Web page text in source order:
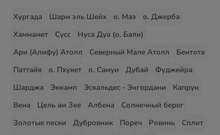
Хургада Шарм эль Шейх о. Маэ
о. Джерба
Хаммамет
Сусс
Нуса Дуа (о. Бали)
Ари (Алифу) Атолл
Северный Мале Атолл
Бентота
Паттайя
о. Пхукет о. Самуи Дубай
Фуджейра
Шарджа
Энкамп Эскальдес - Энгордани
Капрун
Вена
Цель ам Зее Албена
Солнечный берег
Золотые пески
Дубровник Пореч Ровинь
Сплит